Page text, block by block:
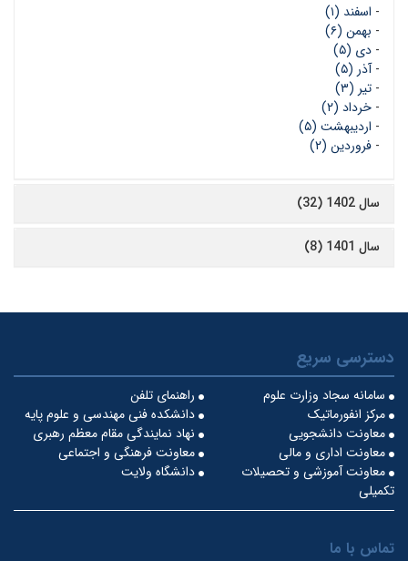
- اسفند (۱)
- بهمن (۶)
- دی (۵)
-آذر (۵)
- تیر (۳)
- خرداد (۲)
- اردیبهشت (۵)
- فروردین (۲)
سال 1402 (32)
سال 1401 (8)
دسترسی سریع
راهنمای تلفن
سامانه سجاد وزارت علوم
دانشکده فنی مهندسی و علوم پایه
مرکز انفورماتیک
نهاد نمایندگی مقام معظم رهبری
معاونت دانشجویی
معاونت فرهنگی و اجتماعی
معاونت اداری و مالی
دانشگاه ولایت
معاونت آموزشی و تحصیلات
تکمیلی
تماس با ما